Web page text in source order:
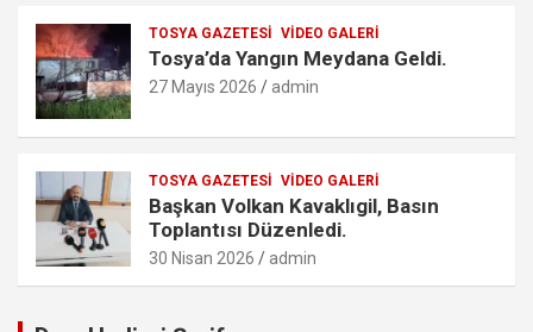
TOSYA GAZETESI VIDEO GALERI
Tosya’da Yangın Meydana Geldi.
27 Mayıs 2026 admin
TOSYA GAZETESI VIDEO GALERI
Başkan Volkan Kavaklıgil, Basın
Toplantısı Düzenledi.
30 Nisan 2026 admin